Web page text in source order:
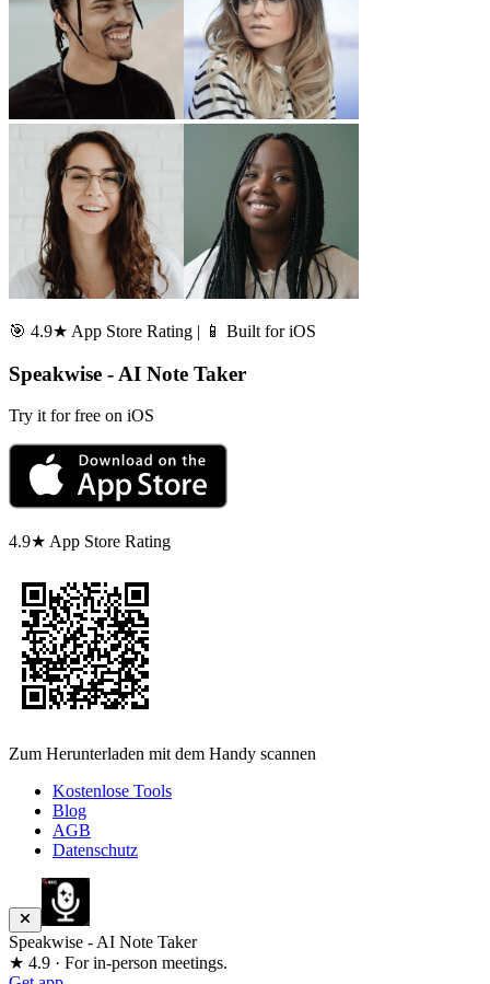
🎯 4.9★ App Store Rating | 📱 Built for iOS
Speakwise - AI Note Taker
Try it for free on iOS
4.9★ App Store Rating
Zum Herunterladen mit dem Handy scannen
Kostenlose Tools
Blog
AGB
Datenschutz
Speakwise - AI Note Taker
★ 4.9 · For in-person meetings.